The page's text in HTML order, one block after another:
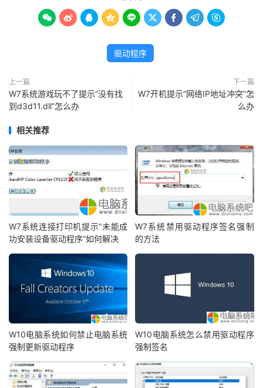
        
驱动程序
上一篇
W7系统游戏玩不了提示“没有找
到d3d11.dll”怎么办
下一篇
W7开机提示“网络IP地址冲突”怎
么办
相关推荐
W7系统连接打印机提示“未能成
功安装设备驱动程序”如何解决
W7系统禁用驱动程序签名强制
的方法
W10电脑系统如何禁止电脑系统
强制更新驱动程序
W10电脑系统怎么禁用驱动程序
强制签名